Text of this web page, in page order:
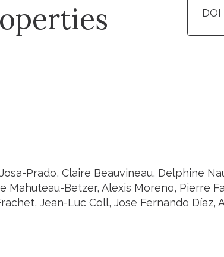
DOI
Prado, Claire Beauvineau, Delphine
Mahuteau-Betzer, Alexis Moreno, Pierre
Jean-Luc Coll, Jose Fernando Díaz,